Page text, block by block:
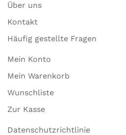
Über uns
Kontakt
Häufig gestellte Fragen
Mein Konto
Mein Warenkorb
Wunschliste
Zur Kasse
Datenschutzrichtlinie